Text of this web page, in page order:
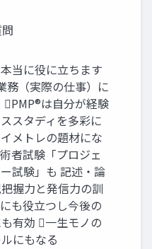
当に役に立ちます
務（実際の仕事）に
は自分が経験
スタディを多彩に
メトレの題材にな
者試験「プロジェ
試験」も 記述・論
握力と発信力の訓
も役立つし今後の
有効 一生モノの
にもなる